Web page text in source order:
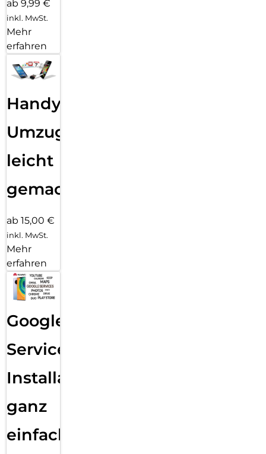
ab 9,99 €
inkl. MwSt.
Mehr
erfahren
Handy
Umzug
leicht
gemacht!
ab 15,00 €
inkl. MwSt.
Mehr
erfahren
Google
Services
Installation
ganz
einfach